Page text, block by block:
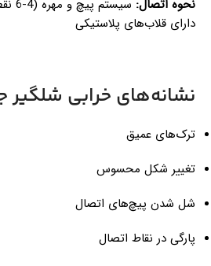
نحوه اتصال:
دارای قلاب‌های پلاستیکی
نشانه‌های خرابی شلگیر
ترک‌های عمیق
تغییر شکل محسوس
شل شدن پیچ‌های اتصال
پارگی در نقاط اتصال